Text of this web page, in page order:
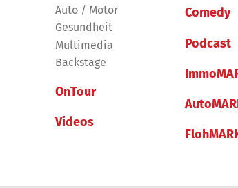
Auto / Motor
Gesundheit
Multimedia
Backstage
OnTour
Videos
Comedy
Podcast